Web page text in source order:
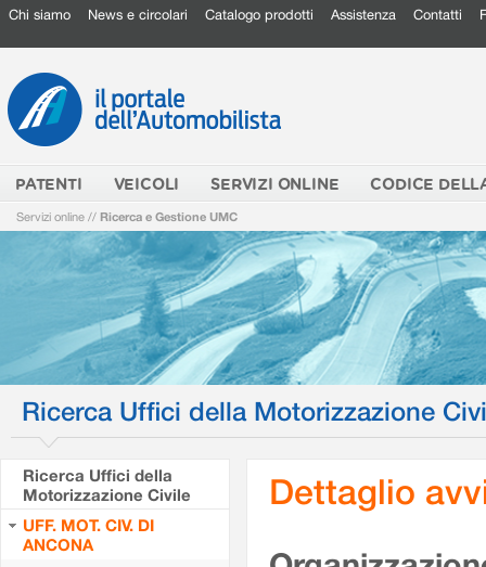
Chi siamo News e circolari Catalogo prodotti Assistenza Contatti
PATENTI VEICOLI SERVIZI ONLINE CODICE
Servizi online // Ricerca e Gestione UMC
Ricerca Uffici della Motorizzazione
Ricerca Uffici della
Motorizzazione Civile
UFF. MOT. CIV. DI
ANCONA
Dettaglio